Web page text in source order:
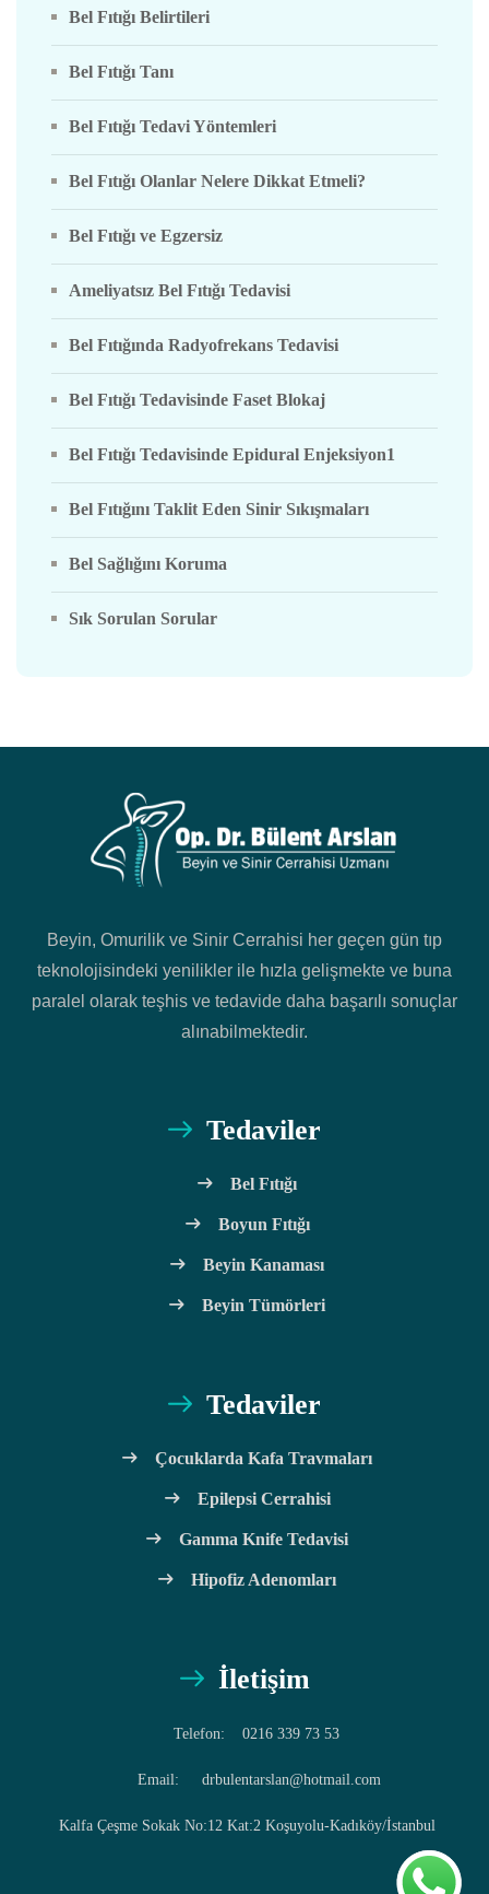
Bel Fıtığı Belirtileri
Bel Fıtığı Tanı
Bel Fıtığı Tedavi Yöntemleri
Bel Fıtığı Olanlar Nelere Dikkat Etmeli?
Bel Fıtığı ve Egzersiz
Ameliyatsız Bel Fıtığı Tedavisi
Bel Fıtığında Radyofrekans Tedavisi
Bel Fıtığı Tedavisinde Faset Blokaj
Bel Fıtığı Tedavisinde Epidural Enjeksiyon1
Bel Fıtığını Taklit Eden Sinir Sıkışmaları
Bel Sağlığını Koruma
Sık Sorulan Sorular
Beyin, Omurilik ve Sinir Cerrahisi her geçen gün tıp
teknolojisindeki yenilikler ile hızla gelişmekte ve buna
paralel olarak teşhis ve tedavide daha başarılı sonuçlar
alınabilmektedir.
Tedaviler
Bel Fıtığı
Boyun Fıtığı
Beyin Kanaması
Beyin Tümörleri
Tedaviler
Çocuklarda Kafa Travmaları
Epilepsi Cerrahisi
Gamma Knife Tedavisi
Hipofiz Adenomları
İletişim
Telefon: 0216 339 73 53
Email: drbulentarslan@hotmail.com
Kalfa Çeşme Sokak No:12 Kat:2 Koşuyolu-Kadıköy/İstanbul